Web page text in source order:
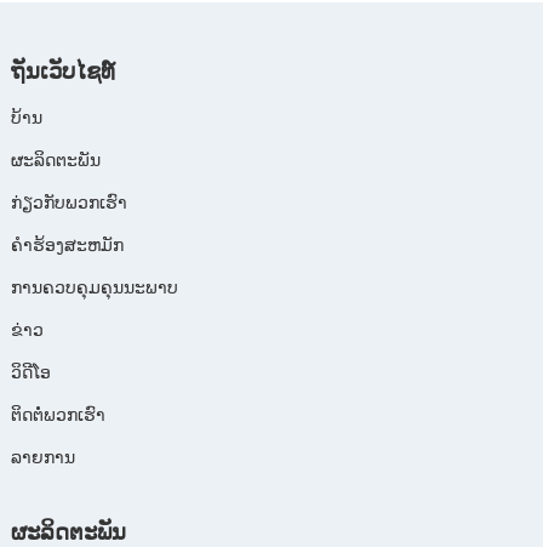
ຖັນເວັບໄຊທ໌
ບ້ານ
ຜະລິດຕະພັນ
ກ່ຽວກັບພວກເຮົາ
ຄໍາຮ້ອງສະຫມັກ
ການຄວບຄຸມຄຸນນະພາບ
ຂ່າວ
ວິດີໂອ
ຕິດຕໍ່ພວກເຮົາ
ລາຍການ
ຜະ​ລິດ​ຕະ​ພັນ